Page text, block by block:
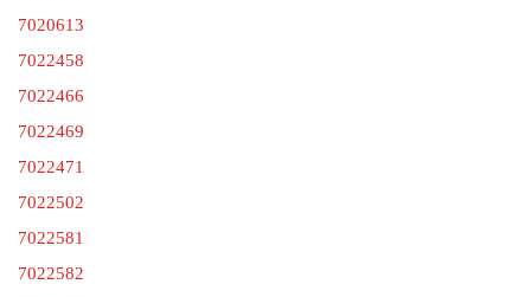
7020613
7022458
7022466
7022469
7022471
7022502
7022581
7022582